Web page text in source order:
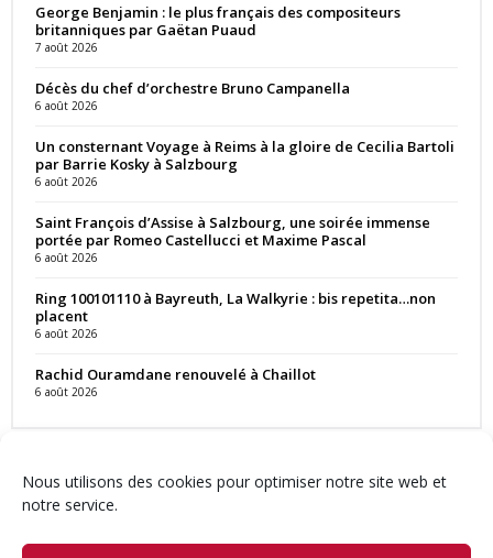
Nous utilisons des cookies pour optimiser notre site web et
notre service.
George Benjamin : le plus français des compositeurs
britanniques par Gaëtan Puaud
7 août 2026
Décès du chef d’orchestre Bruno Campanella
6 août 2026
Un consternant Voyage à Reims à la gloire de Cecilia Bartoli
par Barrie Kosky à Salzbourg
6 août 2026
Saint François d’Assise à Salzbourg, une soirée immense
portée par Romeo Castellucci et Maxime Pascal
6 août 2026
Ring 100101110 à Bayreuth, La Walkyrie : bis repetita…non
placent
6 août 2026
Rachid Ouramdane renouvelé à Chaillot
6 août 2026